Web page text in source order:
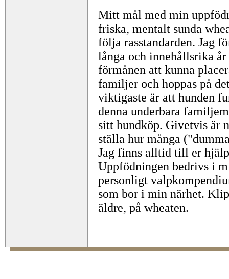
Mitt mål med min
friska, mentalt sunda
följa rasstandarden. Jag
långa och innehållsrika
förmånen att kunna
familjer och hoppas på
viktigaste är att hunden
denna underbara
sitt hundköp. Givetvis är
ställa hur många
Jag finns alltid till er
Uppfödningen bedrivs i
personligt
som bor i min närhet.
äldre, på wheaten.